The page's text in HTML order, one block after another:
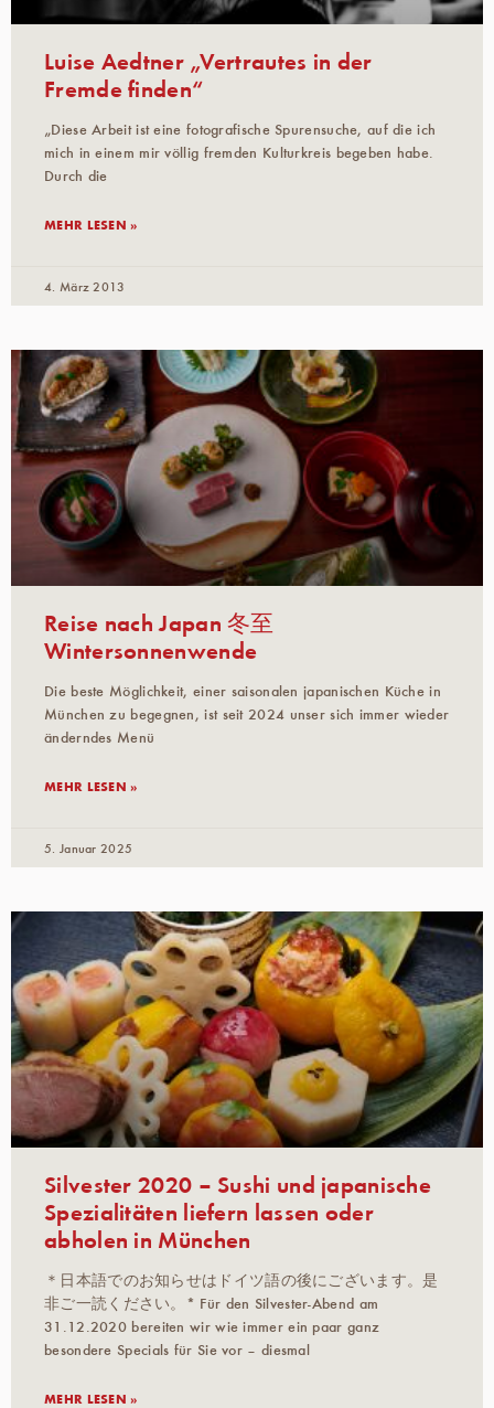
Luise Aedtner „Vertrautes in der
Fremde finden“
„Diese Arbeit ist eine fotografische Spurensuche, auf die ich
mich in einem mir völlig fremden Kulturkreis begeben habe.
Durch die
MEHR LESEN »
4. März 2013
Reise nach Japan 冬至
Wintersonnenwende
Die beste Möglichkeit, einer saisonalen japanischen Küche in
München zu begegnen, ist seit 2024 unser sich immer wieder
änderndes Menü
MEHR LESEN »
5. Januar 2025
Silvester 2020 – Sushi und japanische
Spezialitäten liefern lassen oder
abholen in München
＊日本語でのお知らせはドイツ語の後にございます。是
非ご一読ください。* Für den Silvester-Abend am
31.12.2020 bereiten wir wie immer ein paar ganz
besondere Specials für Sie vor – diesmal
MEHR LESEN »